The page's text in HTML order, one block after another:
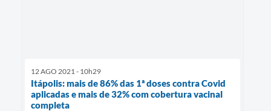
12 AGO 2021 - 10h29
Itápolis: mais de 86% das 1ª doses contra Covid
aplicadas e mais de 32% com cobertura vacinal
completa